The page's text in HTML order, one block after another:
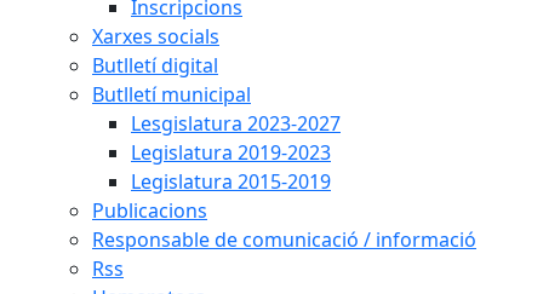
Inscripcions
Xarxes socials
Butlletí digital
Butlletí municipal
Lesgislatura 2023-2027
Legislatura 2019-2023
Legislatura 2015-2019
Publicacions
Responsable de comunicació / informació
Rss